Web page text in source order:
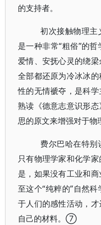
的支持者。
初次接触物理主
是一种非常“粗俗”的
爱情、安抚心灵的绕梁
全部都还原为冷冰冰
性的无情褫夺，是科学
熟读《德意志意识形
思的原文来增强对于物
费尔巴哈在特别
只有物理学家和化学
是，如果没有工业和
至这个“纯粹的”自然
于人们的感性活动，
自己的材料。⑦